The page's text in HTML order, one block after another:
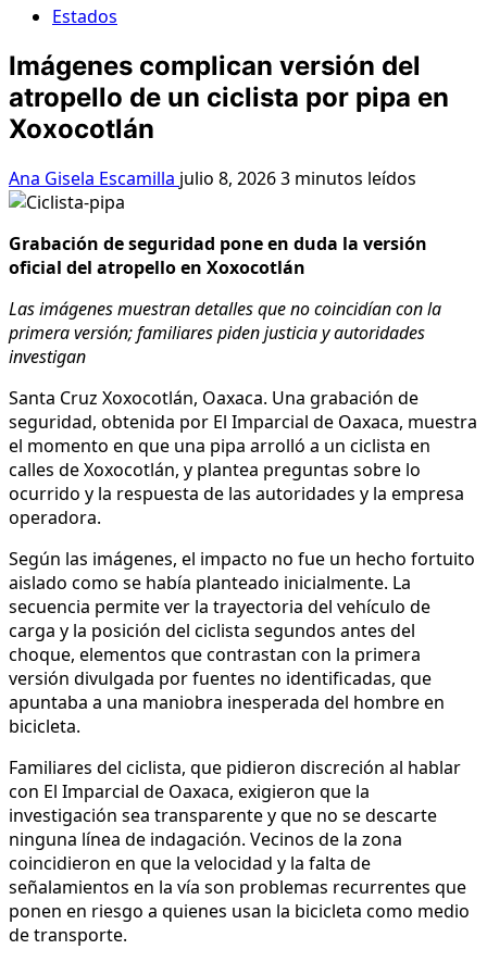
Estados
Imágenes complican versión del
atropello de un ciclista por pipa en
Xoxocotlán
Ana Gisela Escamilla julio 8, 20263 minutos leídos
Grabación de seguridad pone en duda la versión
oficial del atropello en Xoxocotlán
Las imágenes muestran detalles que no coincidían con la
primera versión; familiares piden justicia y autoridades
investigan
Santa Cruz Xoxocotlán, Oaxaca. Una grabación de
seguridad, obtenida por El Imparcial de Oaxaca, muestra
el momento en que una pipa arrolló a un ciclista en
calles de Xoxocotlán, y plantea preguntas sobre lo
ocurrido y la respuesta de las autoridades y la empresa
operadora.
Según las imágenes, el impacto no fue un hecho fortuito
aislado como se había planteado inicialmente. La
secuencia permite ver la trayectoria del vehículo de
carga y la posición del ciclista segundos antes del
choque, elementos que contrastan con la primera
versión divulgada por fuentes no identificadas, que
apuntaba a una maniobra inesperada del hombre en
bicicleta.
Familiares del ciclista, que pidieron discreción al hablar
con El Imparcial de Oaxaca, exigieron que la
investigación sea transparente y que no se descarte
ninguna línea de indagación. Vecinos de la zona
coincidieron en que la velocidad y la falta de
señalamientos en la vía son problemas recurrentes que
ponen en riesgo a quienes usan la bicicleta como medio
de transporte.